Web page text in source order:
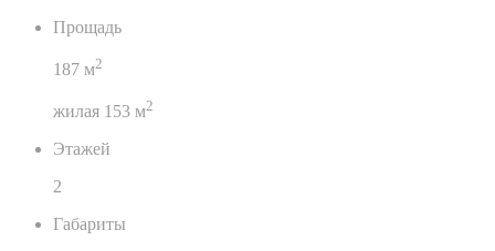
Прощадь
187 м2
жилая 153 м2
Этажей
2
Габариты